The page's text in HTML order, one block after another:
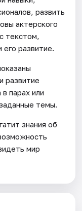
развить
актерского
текстом,
развитие.
развитие
парах или
темы.
знания об
мир